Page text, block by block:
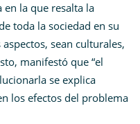
en la que resalta la
toda la sociedad en su
sean culturales,
manifestó que “el
se explica
los efectos del problema